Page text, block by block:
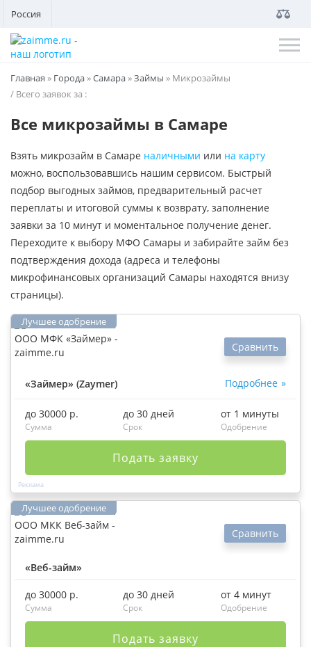
Россия
Главная » Города»Самара»Займы » Микрозаймы
/ Всего заявок за :
Все микрозаймы в Самаре
Взять микрозайм в Самаре наличными или на карту
можно, воспользовавшись нашим сервисом. Быстрый
подбор выгодных займов, предварительный расчет
переплаты и итоговой суммы к возврату, заполнение
заявки за 10 минут и моментальное получение денег.
Переходите к выбору МФО Самары и забирайте займ без
подтверждения дохода (адреса и телефоны
микрофинансовых организаций Самары находятся внизу
страницы).
«Займер» (Zaymer) Подробнее
Сравнить
до 30000 р.
Сумма
до 30 дней
Срок
от 1 минуты
Одобрение
Подать заявку
«Веб-займ»
Сравнить
до 30000 р.
Сумма
до 30 дней
Срок
от 4 минут
Одобрение
Подать заявку